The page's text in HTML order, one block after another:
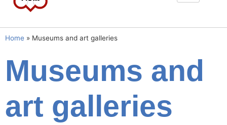
Home » Museums and art galleries
Museums and
art galleries